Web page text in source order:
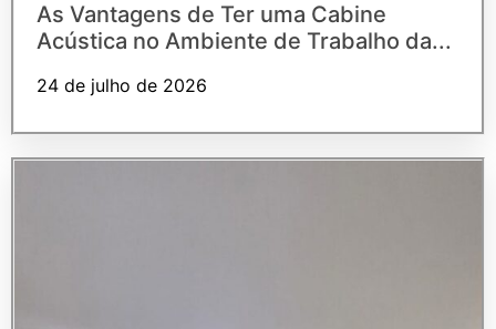
As Vantagens de Ter uma Cabine
Acústica no Ambiente de Trabalho da...
24 de julho de 2026